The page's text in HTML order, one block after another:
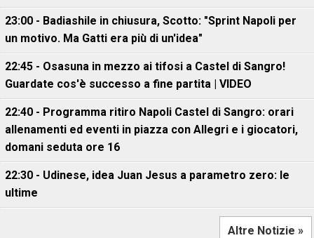
23:00 - Badiashile in chiusura, Scotto: "Sprint Napoli per
un motivo. Ma Gatti era più di un'idea"
22:45 - Osasuna in mezzo ai tifosi a Castel di Sangro!
Guardate cos'è successo a fine partita | VIDEO
22:40 - Programma ritiro Napoli Castel di Sangro: orari
allenamenti ed eventi in piazza con Allegri e i giocatori,
domani seduta ore 16
22:30 - Udinese, idea Juan Jesus a parametro zero: le
ultime
Altre Notizie »